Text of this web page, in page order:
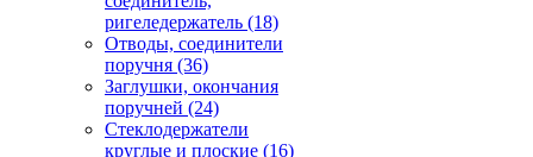
ригеледержатель (18)
Отводы, соединители
поручня (36)
Заглушки, окончания
поручней (24)
Стеклодержатели
круглые и плоские (16)